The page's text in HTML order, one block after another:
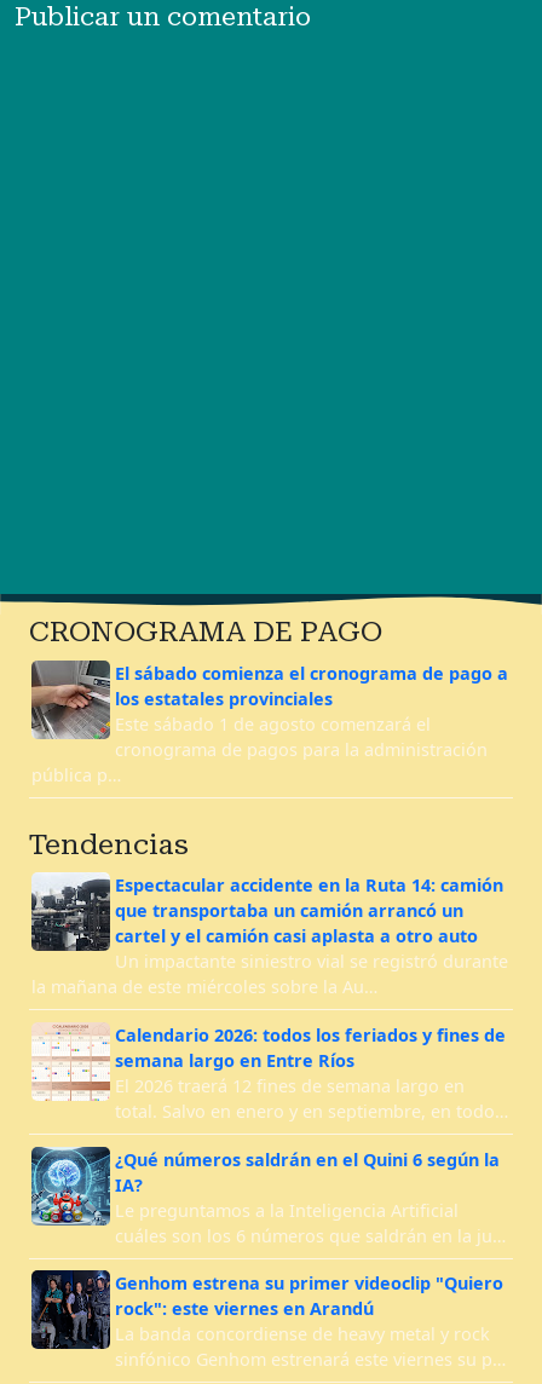
Publicar un comentario
CRONOGRAMA DE PAGO
El sábado comienza el cronograma de pago a
los estatales provinciales
Este sábado 1 de agosto comenzará el
cronograma de pagos para la administración
pública p…
Tendencias
Espectacular accidente en la Ruta 14: camión
que transportaba un camión arrancó un
cartel y el camión casi aplasta a otro auto
Un impactante siniestro vial se registró durante
la mañana de este miércoles sobre la Au…
Calendario 2026: todos los feriados y fines de
semana largo en Entre Ríos
El 2026 traerá 12 fines de semana largo en
total. Salvo en enero y en septiembre, en todo…
¿Qué números saldrán en el Quini 6 según la
IA?
Le preguntamos a la Inteligencia Artificial
cuáles son los 6 números que saldrán en la ju…
Genhom estrena su primer videoclip "Quiero
rock": este viernes en Arandú
La banda concordiense de heavy metal y rock
sinfónico Genhom estrenará este viernes su p…